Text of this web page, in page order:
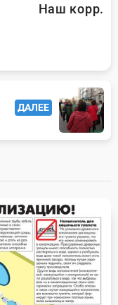
Наш корр.
ДАЛЕЕ